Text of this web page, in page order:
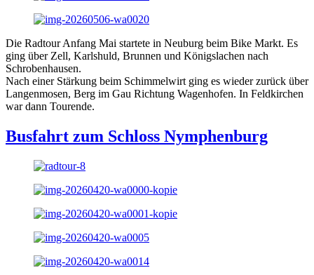
Die Radtour Anfang Mai startete in Neuburg beim Bike Markt. Es
ging über Zell, Karlshuld, Brunnen und Königslachen nach
Schrobenhausen.
Nach einer Stärkung beim Schimmelwirt ging es wieder zurück über
Langenmosen, Berg im Gau Richtung Wagenhofen. In Feldkirchen
war dann Tourende.
Busfahrt zum Schloss Nymphenburg